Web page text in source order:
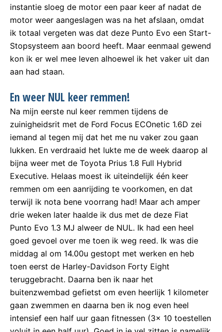
instantie sloeg de motor een paar keer af nadat de
motor weer aangeslagen was na het afslaan, omdat
ik totaal vergeten was dat deze Punto Evo een Start-
Stopsysteem aan boord heeft. Maar eenmaal gewend
kon ik er wel mee leven alhoewel ik het vaker uit dan
aan had staan.
En weer NUL keer remmen!
Na mijn eerste nul keer remmen tijdens de
zuinigheidsrit met de Ford Focus ECOnetic 1.6D zei
iemand al tegen mij dat het me nu vaker zou gaan
lukken. En verdraaid het lukte me de week daarop al
bijna weer met de Toyota Prius 1.8 Full Hybrid
Executive. Helaas moest ik uiteindelijk één keer
remmen om een aanrijding te voorkomen, en dat
terwijl ik nota bene voorrang had! Maar ach amper
drie weken later haalde ik dus met de deze Fiat
Punto Evo 1.3 MJ alweer de NUL. Ik had een heel
goed gevoel over me toen ik weg reed. Ik was die
middag al om 14.00u gestopt met werken en heb
toen eerst de Harley-Davidson Forty Eight
teruggebracht. Daarna ben ik naar het
buitenzwembad gefietst om even heerlijk 1 kilometer
gaan zwemmen en daarna ben ik nog even heel
intensief een half uur gaan fitnessen (3x 10 toestellen